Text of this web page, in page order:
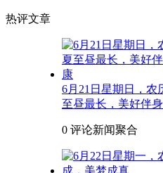
热评文章
6月21日星期日，农
至昼最长，美好伴
0 评论新闻聚合